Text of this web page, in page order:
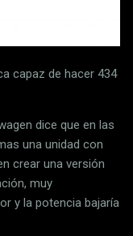
capaz de hacer 434
dice que en las
una unidad con
crear una versión
muy
y la potencia bajaría